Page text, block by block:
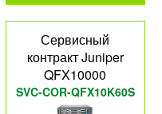
Сервисный
контракт Juniper
QFX10000
SVC-COR-QFX10K60S